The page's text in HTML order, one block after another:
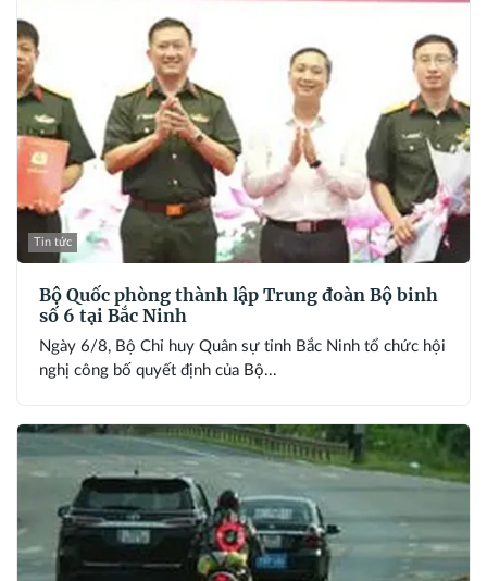
Tin tức
Bộ Quốc phòng thành lập Trung đoàn Bộ binh
số 6 tại Bắc Ninh
Ngày 6/8, Bộ Chỉ huy Quân sự tỉnh Bắc Ninh tổ chức hội
nghị công bố quyết định của Bộ...